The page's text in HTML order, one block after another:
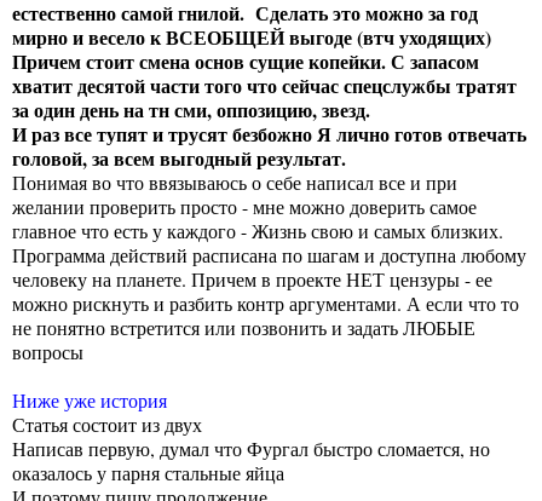
естественно самой гнилой. Сделать это можно за год
мирно и весело к ВСЕОБЩЕЙ выгоде (втч уходящих)
Причем стоит смена основ сущие копейки. С запасом
хватит десятой части того что сейчас спецслужбы тратят
за один день на тн сми, оппозицию, звезд.
И раз все тупят и трусят безбожно Я лично готов отвечать
головой, за всем выгодный результат.
Понимая во что ввязываюсь о себе написал все и при
желании проверить просто - мне можно доверить самое
главное что есть у каждого - Жизнь свою и самых близких.
Программа действий расписана по шагам и доступна любому
человеку на планете. Причем в проекте НЕТ цензуры - ее
можно рискнуть и разбить контр аргументами. А если что то
не понятно встретится или позвонить и задать ЛЮБЫЕ
вопросы
Ниже уже история
Статья состоит из двух
Написав первую, думал что Фургал быстро сломается, но
оказалось у парня стальные яйца